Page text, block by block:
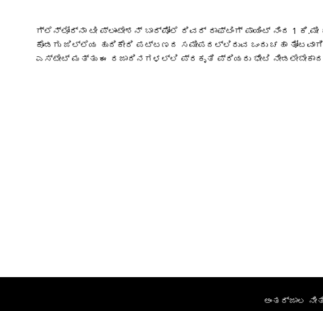
ಗ್ಲೆನ್ಲೋರ್ನಾ ಟೀ ಪ್ಲಾಂಟೇಶನ್ ಬಾರ್ಪೋಲೆ ರಿವರ್ ರಾಫ್ಟಿಂಗ್ ಪಾಯಿಂಟ್ ನಿಂದ 1
ಕೊಡಗು ಜಿಲ್ಲೆಯ ಹುದಿಕೇರಿ ಪಟ್ಟಣದ ಸಮೀಪದಲ್ಲಿರುವ ಒಂದು ಚಹಾ
ಎಸ್ಟೇಟ್ ಮತ್ತು ಈ ರಜಾದಿನಗಳಲ್ಲಿ ಪ್ರಕೃತಿ ಪ್ರಿಯರು ಭೇಟಿ
ಅಂತರ್ಜಾಲ